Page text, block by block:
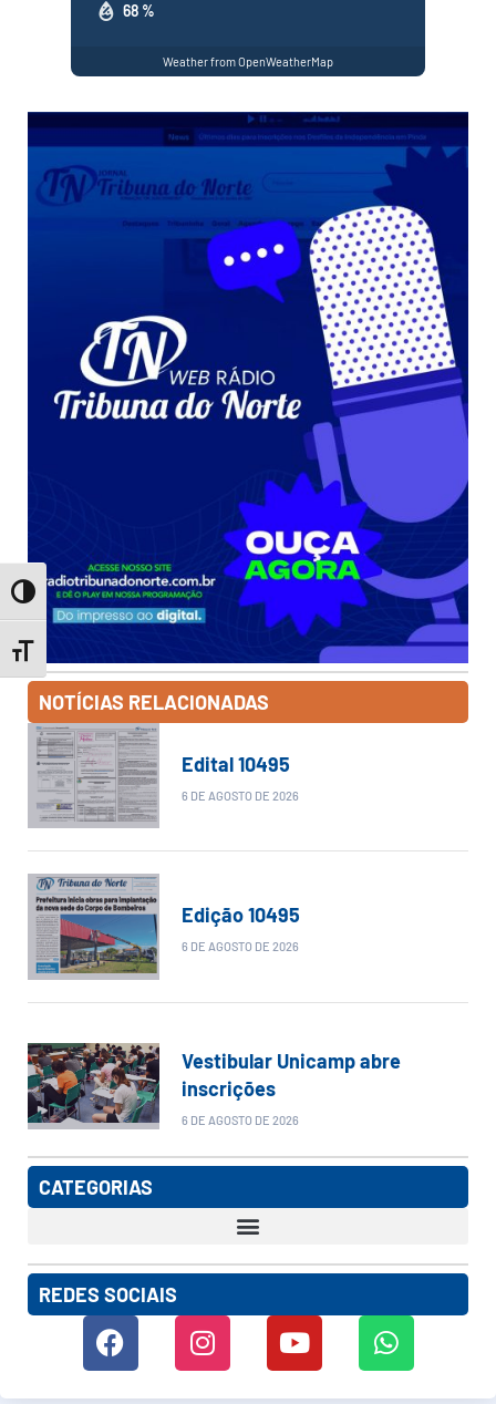
Toggle High Contrast
Toggle Font size
68 %
Weather from OpenWeatherMap
NOTÍCIAS RELACIONADAS
Edital 10495
6 DE AGOSTO DE 2026
Edição 10495
6 DE AGOSTO DE 2026
Vestibular Unicamp abre
inscrições
6 DE AGOSTO DE 2026
CATEGORIAS
REDES SOCIAIS